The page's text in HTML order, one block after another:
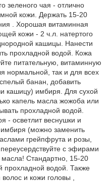
зеленого чая - отлично
кожи. Держать 15-20
. Хорошая витаминная
кожи - 2 ч.л. натертого
кашицы. Нанести
прохладной водой. Кожа
питательную, витаминную
нормальной, так и для всех
банан, добавить
кашицу) имбиря. Для сухой
капель масла жожоба или
прохладной водой.
- осветлит веснушки и
имбиря (можно заменить
грейпфрута и розы,
с эфирами
масла! Стандартно, 15-20
прохладной водой. Также
и кожи головы ,